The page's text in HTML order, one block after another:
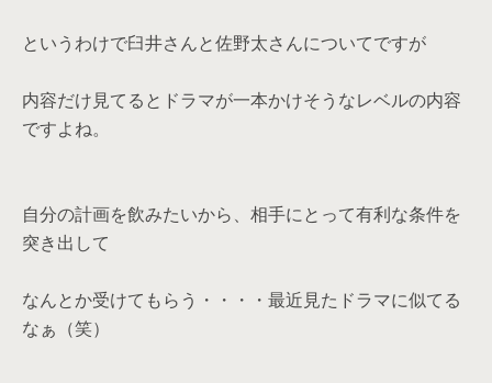
というわけで臼井さんと佐野太さんについてですが
内容だけ見てるとドラマが一本かけそうなレベルの内容
ですよね。
自分の計画を飲みたいから、相手にとって有利な条件を
突き出して
なんとか受けてもらう・・・・最近見たドラマに似てる
なぁ（笑）